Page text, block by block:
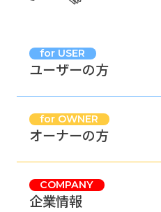
for USER
ユーザーの方
for OWNER
オーナーの方
COMPANY
企業情報